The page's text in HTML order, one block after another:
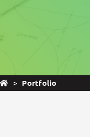
Portfolio